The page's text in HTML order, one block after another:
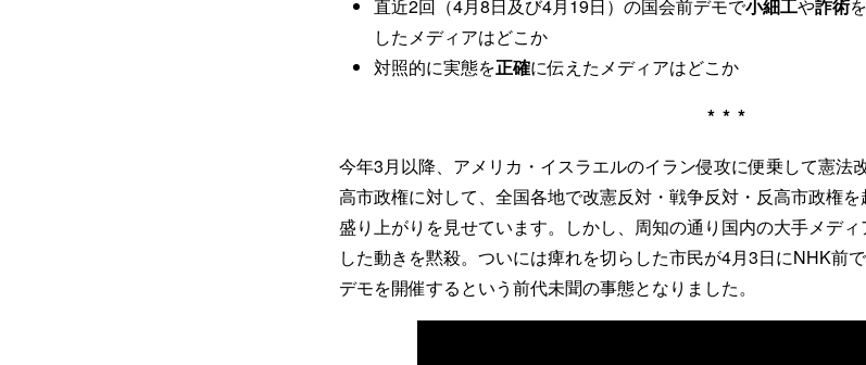
直近2回（4月8日及び4月19日）の国会前デモで小細工や詐術
したメディアはどこか
対照的に実態を正確に伝えたメディアはどこか
***
今年3月以降、アメリカ・イスラエルのイラン侵攻に便乗して憲法
高市政権に対して、全国各地で改憲反対・戦争反対・反高市政権
盛り上がりを見せています。しかし、周知の通り国内の大手メデ
した動きを黙殺。ついには痺れを切らした市民が4月3日にNHK前
デモを開催するという前代未聞の事態となりました。